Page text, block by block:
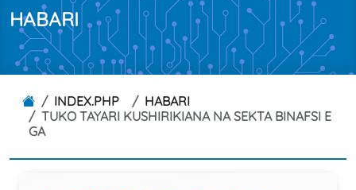
HABARI
INDEX.PHP
HABARI
TUKO TAYARI KUSHIRIKIANA NA SEKTA BINAFSI E
GA